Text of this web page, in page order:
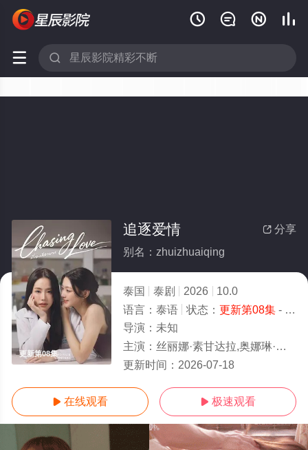
   
 
更新第08集
 分享
追逐爱情
别名：zhuizhuaiqing
泰国 泰剧 2026
10.0
语言： 泰语 状态： 更新第08集- 免费在线观看
导演： 未知
主演： 丝丽娜·素甘达拉,奥娜琳·莉拉布然纳坦库尔,阿皮莎拉·叻特维塞特提拉库尔
更新时间： 2026-07-18
 在线观看  极速观看